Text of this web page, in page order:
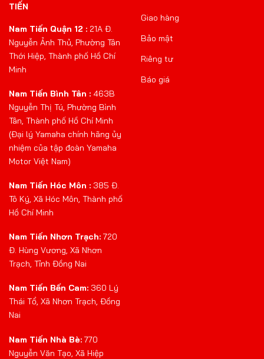
TIẾN
Nam Tiến Quận 12 : 21A Đ.
Nguyễn Ảnh Thủ, Phường Tân
Thới Hiệp, Thành phố Hồ Chí
Minh
Nam Tiến Bình Tân : 463B
Nguyễn Thị Tú, Phường Bình
Tân, Thành phố Hồ Chí Minh
(Đại lý Yamaha chính hãng ủy
nhiệm của tập đoàn Yamaha
Motor Việt Nam)
Nam Tiến Hóc Môn : 385 Đ.
Tô Ký, Xã Hóc Môn, Thành phố
Hồ Chí Minh
Nam Tiến Nhơn Trạch: 720
Đ. Hùng Vương, Xã Nhơn
Trạch, Tỉnh Đồng Nai
Nam Tiến Bến Cam: 360 Lý
Thái Tổ, Xã Nhơn Trạch, Đồng
Nai
Nam Tiến Nhà Bè: 770
Nguyễn Văn Tạo, Xã Hiệp
Giao hàng
Bảo mật
Riêng tư
Báo giá